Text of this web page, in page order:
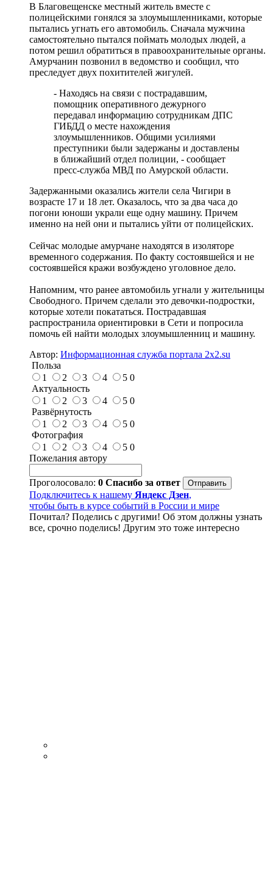
В Благовещенске местный житель вместе с
полицейскими гонялся за злоумышленниками, которые
пытались угнать его автомобиль. Сначала мужчина
самостоятельно пытался поймать молодых людей, а
потом решил обратиться в правоохранительные органы.
Амурчанин позвонил в ведомство и сообщил, что
преследует двух похитителей жигулей.
- Находясь на связи с пострадавшим,
помощник оперативного дежурного
передавал информацию сотрудникам ДПС
ГИБДД о месте нахождения
злоумышленников. Общими усилиями
преступники были задержаны и доставлены
в ближайший отдел полиции, - сообщает
пресс-служба МВД по Амурской области.
Задержанными оказались жители села Чигири в
возрасте 17 и 18 лет. Оказалось, что за два часа до
погони юноши украли еще одну машину. Причем
именно на ней они и пытались уйти от полицейских.
Сейчас молодые амурчане находятся в изоляторе
временного содержания. По факту состоявшейся и не
состоявшейся кражи возбуждено уголовное дело.
Напомним, что ранее автомобиль угнали у жительницы
Свободного. Причем сделали это девочки-подростки,
которые хотели покататься. Пострадавшая
распространила ориентировки в Сети и попросила
помочь ей найти молодых злоумышленниц и машину.
Автор: Информационная служба портала 2x2.su
Польза
1
2 3 4 5 0
Актуальность
1
2 3 4 5 0
Развёрнутость
1
2 3 4 5 0
Фотография
1
2 3 4 5 0
Пожелания автору
Проголосовало: 0 Спасибо за ответ
Подключитесь к нашему Яндекс Дзен,
чтобы быть в курсе событий в России и мире
Почитал? Поделись с другими! Об этом должны узнать
все, срочно поделись! Другим это тоже интересно